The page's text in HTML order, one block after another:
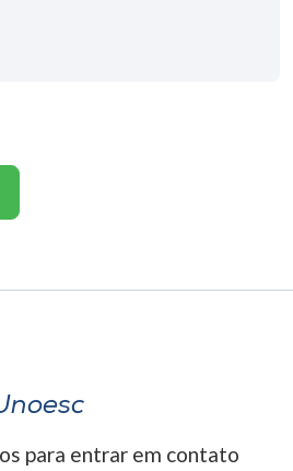
para entrar em contato